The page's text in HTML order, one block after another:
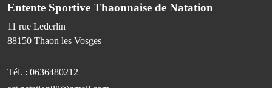
Entente Sportive Thaonnaise de Natation
11 rue Lederlin
88150 Thaon les Vosges
Tél. : 0636480212